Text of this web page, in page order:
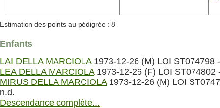
Estimation des points au pédigrée : 8
Enfants
LAI DELLA MARCIOLA1973-12-26 (M) LOI ST074798
LEA DELLA MARCIOLA1973-12-26 (F) LOI ST074802
MIRUS DELLA MARCIOLA1973-12-26 (M) LOI
n.d.
Descendance complète...